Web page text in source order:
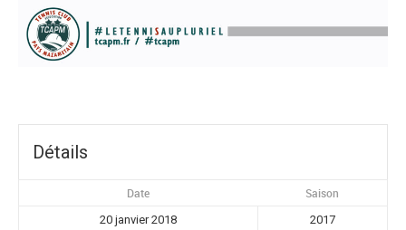
Détails
Date Saison
20 janvier 2018 2017